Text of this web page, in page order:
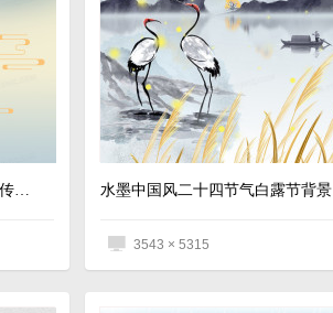
白鹤松树中国风二十四节气白露宣传背景 水墨中国风二十四节气白露节背景
3543 × 5315